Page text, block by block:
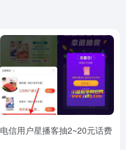
电信用户星播客抽2~20元话费